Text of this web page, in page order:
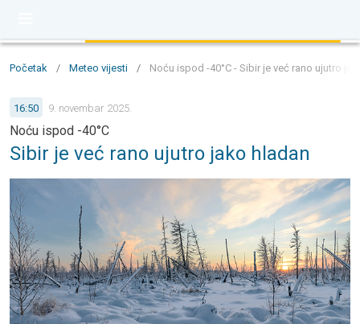
Početak / Meteo vijesti / Noću ispod -40°C - Sibir je već rano ujutro
16:50 9. novembar 2025.
Noću ispod -40°C
Sibir je već rano ujutro jako hladan